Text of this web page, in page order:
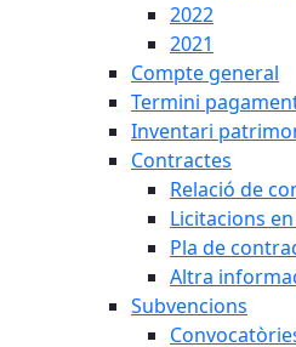
2022
2021
Compte general
Termini
Inventari
Contractes
Relació de
Licitacions
Pla de
Altra
Subvencions